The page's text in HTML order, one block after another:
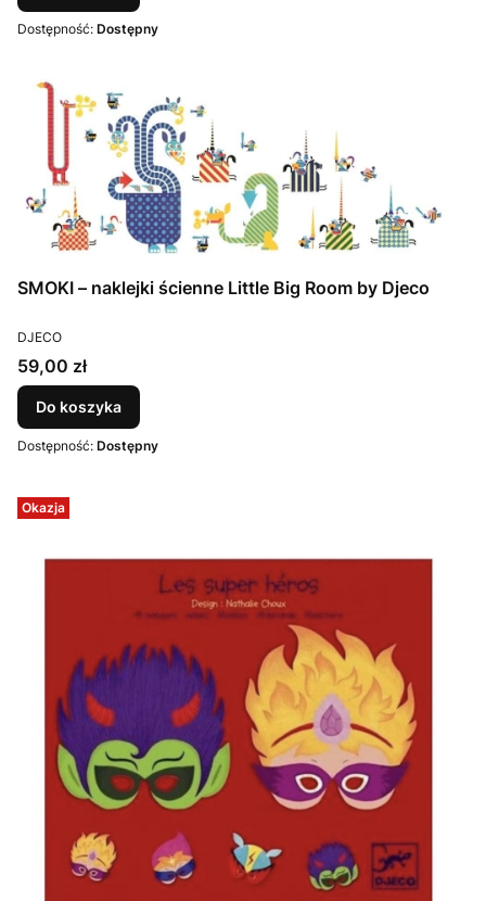
Dostępność: Dostępny
SMOKI – naklejki ścienne Little Big Room by Djeco
PRODUCENT
DJECO
Cena
59,00 zł
Do koszyka
Dostępność: Dostępny
Okazja